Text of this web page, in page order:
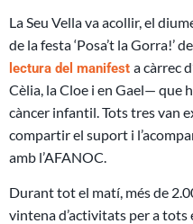
La Seu Vella va acollir, el
de la festa ‘Posa’t la Gorra!’
lectura del manifest a càrrec
Cèlia, la Cloe i en Gael— que
càncer infantil. Tots tres van
compartir el suport i
amb l’AFANOC.
Durant tot el matí, més de
vintena d’activitats per a tots